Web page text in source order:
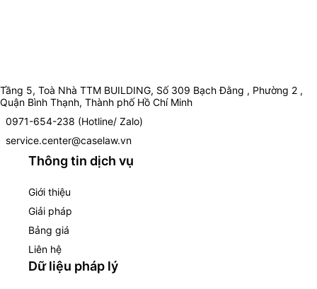
Tầng 5, Toà Nhà TTM BUILDING, Số 309 Bạch Đằng , Phường 2 ,
Quận Bình Thạnh, Thành phố Hồ Chí Minh
0971-654-238 (Hotline/ Zalo)
service.center@caselaw.vn
Thông tin dịch vụ
Giới thiệu
Giải pháp
Bảng giá
Liên hệ
Dữ liệu pháp lý